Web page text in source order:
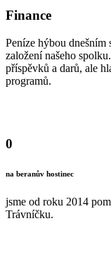
Finance
Peníze hýbou
založení našeho
příspěvků a darů, ale
programů.
0
na beranův hostinec
jsme od roku 2014
Trávníčku.